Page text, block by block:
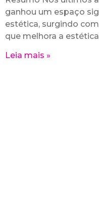
ganhou um espaço
estética, surgindo
que melhora a
Leia mais »